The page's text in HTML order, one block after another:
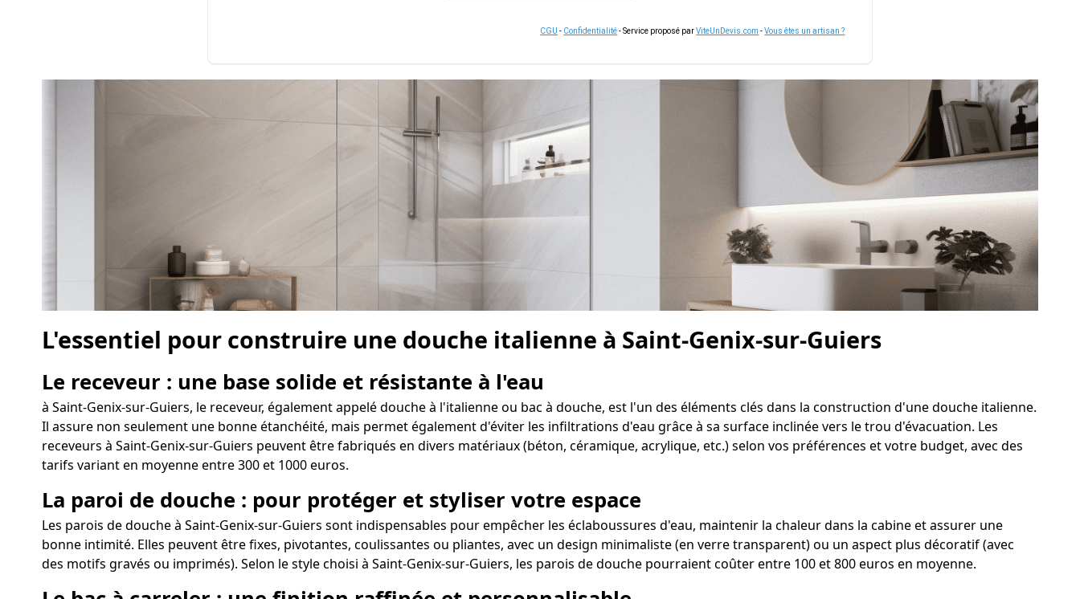
CGU - Confidentialité- Service proposé parViteUnDevis.com -Vous êtes un artisan ?
L'essentiel pour construire une douche italienne à Saint-Genix-sur-Guiers
Le receveur : une base solide et résistante à l'eau
à Saint-Genix-sur-Guiers, le receveur, également appelé douche à l'italienne ou bac à douche, est l'un des éléments clés dans la construction d'une douche italienne.
Il assure non seulement une bonne étanchéité, mais permet également d'éviter les infiltrations d'eau grâce à sa surface inclinée vers le trou d'évacuation. Les
receveurs à Saint-Genix-sur-Guiers peuvent être fabriqués en divers matériaux (béton, céramique, acrylique, etc.) selon vos préférences et votre budget, avec des
tarifs variant en moyenne entre 300 et 1000 euros.
La paroi de douche : pour protéger et styliser votre espace
Les parois de douche à Saint-Genix-sur-Guiers sont indispensables pour empêcher les éclaboussures d'eau, maintenir la chaleur dans la cabine et assurer une
bonne intimité. Elles peuvent être fixes, pivotantes, coulissantes ou pliantes, avec un design minimaliste (en verre transparent) ou un aspect plus décoratif (avec
des motifs gravés ou imprimés). Selon le style choisi à Saint-Genix-sur-Guiers, les parois de douche pourraient coûter entre 100 et 800 euros en moyenne.